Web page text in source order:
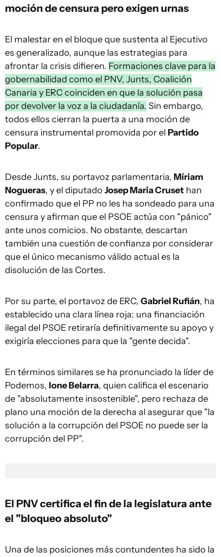
moción de censura pero exigen urnas
El malestar en el bloque que sustenta al Ejecutivo
es generalizado, aunque las estrategias para
afrontar la crisis difieren. Formaciones clave para la
gobernabilidad como el PNV, Junts, Coalición
Canaria y ERC coinciden en que la solución pasa
por devolver la voz a la ciudadanía. Sin embargo,
todos ellos cierran la puerta a una moción de
censura instrumental promovida por el Partido
Popular.
Desde Junts, su portavoz parlamentaria, Míriam
Nogueras, y el diputado Josep Maria Cruset han
confirmado que el PP no les ha sondeado para una
censura y afirman que el PSOE actúa con "pánico"
ante unos comicios. No obstante, descartan
también una cuestión de confianza por considerar
que el único mecanismo válido actual es la
disolución de las Cortes.
Por su parte, el portavoz de ERC, Gabriel Rufián, ha
establecido una clara línea roja: una financiación
ilegal del PSOE retiraría definitivamente su apoyo y
exigiría elecciones para que la "gente decida".
En términos similares se ha pronunciado la líder de
Podemos, Ione Belarra, quien califica el escenario
de "absolutamente insostenible", pero rechaza de
plano una moción de la derecha al asegurar que "la
solución a la corrupción del PSOE no puede ser la
corrupción del PP".
El PNV certifica el fin de la legislatura ante
el "bloqueo absoluto"
Una de las posiciones más contundentes ha sido la